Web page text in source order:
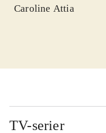
Caroline Attia
TV-serier